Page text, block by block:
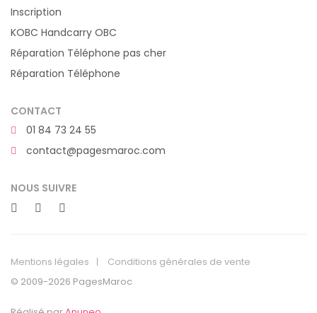
Inscription
KOBC Handcarry OBC
Réparation Téléphone pas cher
Réparation Téléphone
CONTACT
01 84 73 24 55
contact@pagesmaroc.com
NOUS SUIVRE
Mentions légales
Conditions générales de vente
© 2009-2026 PagesMaroc